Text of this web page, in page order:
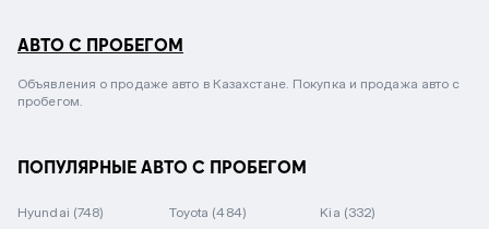
АВТО С ПРОБЕГОМ
Объявления о продаже авто в Казахстане. Покупка и продажа авто с
пробегом.
ПОПУЛЯРНЫЕ АВТО С ПРОБЕГОМ
Hyundai (748) Toyota (484) Kia (332)